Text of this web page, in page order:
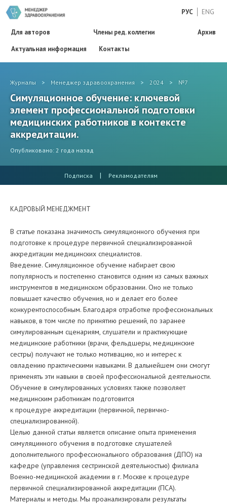
РУС ENG
Для авторов Члены ред. коллегии
Архив
Актуальная информация
Контакты
Журналы > Менеджер здравоохранения > 2024 > №7
Симуляционное обучение: ключевой
элемент профессиональной подготовки
медицинских работников в контексте
аккредитации.
Опубликовано: 2 года назад
Подписка | Рекламодателям
КАДРОВЫЙ МЕНЕДЖМЕНТ
В статье показана значимость симуляционного обучения при
подготовке к процедуре первичной специализированной
аккредитации медицинских специалистов.
Введение. Симуляционное обучение набирает свою
популярность и постепенно становится одним из самых важных
инструментов в медицинском образовании. Оно не только
повышает качество обучения, но и делает его более
конкурентоспособным. Благодаря отработке профессиональных
навыков, в том числе по принятию решений, по заранее
симулированным сценариям, слушатели и практикующие
медицинские работники (врачи, фельдшеры, медицинские
сестры) получают не только мотивацию, но и интерес к
овладению практическими навыками. В дальнейшем они смогут
применять эти навыки в своей профессиональной деятельности.
Обучение в симулированных условиях также позволяет
медицинским работникам подготовится
к процедуре аккредитации (первичной, первично-
специализированной).
Целью данной статьи является описание опыта применения
симуляцинного обучения в подготовке слушателей
дополнительного профессионального образования (ДПО) на
кафедре (управления сестринской деятельностью) филиала
Военно-медицинской академии в г. Москве к процедуре
первичной специализированной аккредитации (ПСА).
Материалы и методы. Мы проанализировали результаты